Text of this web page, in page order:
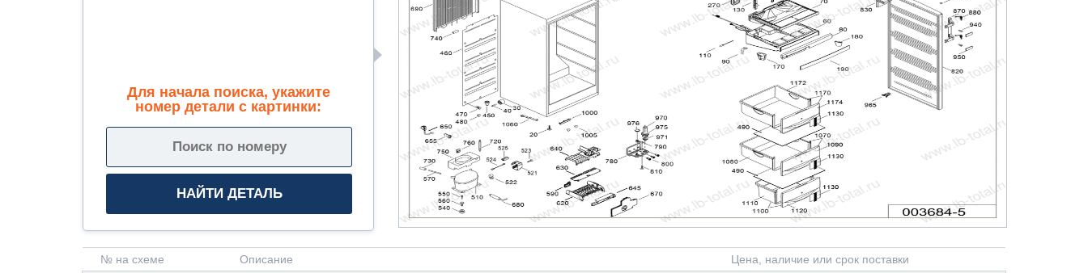
Для начала поиска, укажите
номер детали с картинки:
№ на схеме Описание Цена, наличие или срок поставки